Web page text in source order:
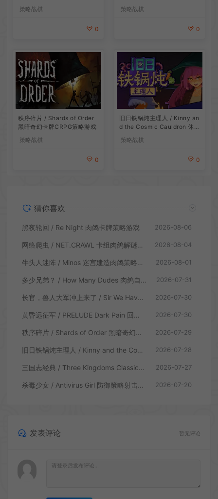
策略战棋
0
策略战棋
0
秩序碎片 / Shards of Order
黑暗奇幻卡牌CRPG策略游戏
策略战棋
0
旧日铁锅炖主理人 / Kinny an
d the Cosmic Cauldron 休闲
策略战棋
0
猜你喜欢
黑夜轮回 / Re Night 肉鸽卡牌策略游戏 2026-08-06
网络爬虫 / NET.CRAWL 卡组肉鸽解谜策略游戏 2026-08-04
牛头人迷阵 / Minos 迷宫建造肉鸽策略游戏 2026-08-01
多少兄弟？ / How Many Dudes 肉鸽自走棋游戏 2026-07-31
长官，兽人大军冲上来了 / Sir We Have an Orc Problem 增量塔防游戏 2026-07-30
黄昏远征军 / PRELUDE Dark Pain 回合制策略战棋游戏 2026-07-30
秩序碎片 / Shards of Order 黑暗奇幻卡牌CRPG策略游戏 2026-07-29
旧日铁锅炖主理人 / Kinny and the Cosmic Cauldron 休闲卡片肉鸽策略游戏 2026-07-28
三国志经典 / Three Kingdoms Classic 回合制大战略游戏 2026-07-27
杀毒少女 / Antivirus Girl 防御策略射击游戏 2026-07-20
发表评论 暂无评论